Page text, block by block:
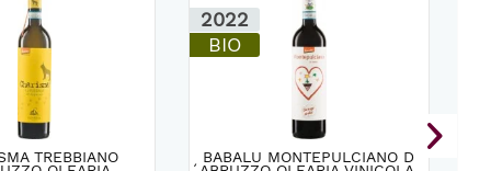
TREBBIANO
2022
BIO
BABALU MONTEPULCIANO D